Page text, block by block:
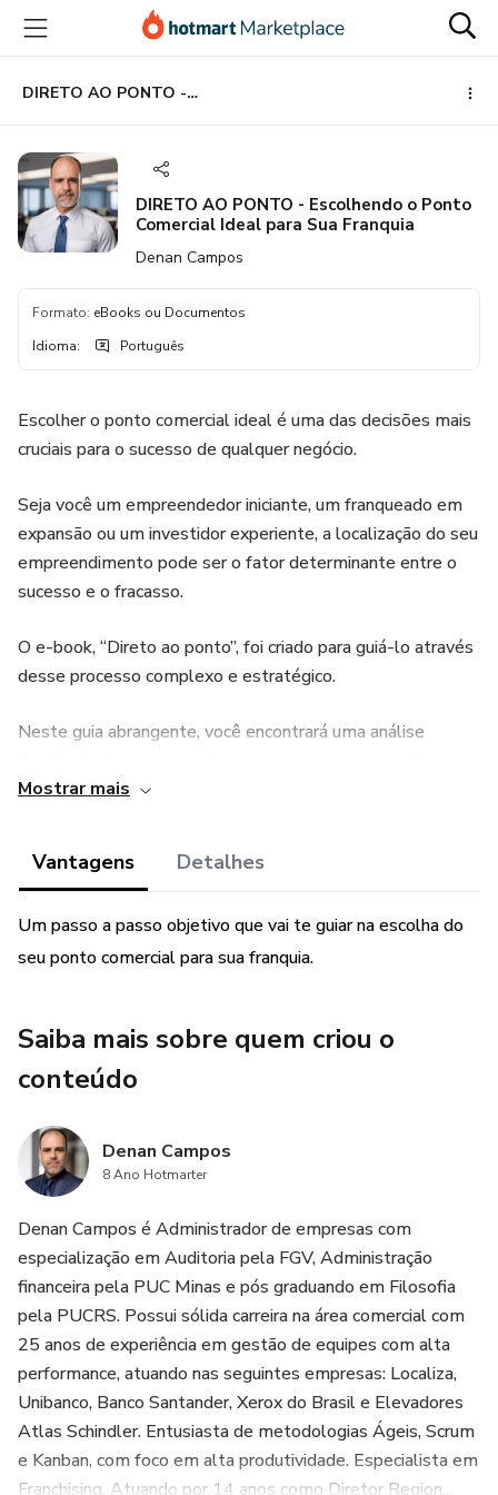
para
conteúdo
principal
para
pagamento
para
rodapé
DIRETO AO PONTO - Escolhendo o Ponto Comercial Ideal para Sua Franquia
DIRETO AO PONTO - Escolhendo o Ponto
Comercial Ideal para Sua Franquia
Denan Campos
Formato: eBooks ou Documentos
Idioma: Português
Escolher o ponto comercial ideal é uma das decisões mais
cruciais para o sucesso de qualquer negócio.
Seja você um empreendedor iniciante, um franqueado em
expansão ou um investidor experiente, a localização do seu
empreendimento pode ser o fator determinante entre o
sucesso e o fracasso.
O e-book, “Direto ao ponto”, foi criado para guiá-lo através
desse processo complexo e estratégico.
Neste guia abrangente, você encontrará uma análise
ser considerados ao selecionar um ponto comercial. Desde
práticos e acionáveis para ajudá-lo a tomar decisões
Você verá como a concorrência, os custos operacionais e o
e zoneamento, garantindo que seu empreendimento esteja
em conformidade com as leis locais. Além disso,
adequada, segurança da área e sinergia com negócios
vizinhos.
Com o advento da tecnologia, a análise de dados tornou-
se uma ferramenta poderosa na escolha de um ponto
comercial. Este e-book também abordará como utilizar
ferramentas de geolocalização e big data para prever
tendências e maximizar o potencial de sucesso do seu
negócio.
Por fim, destacaremos a importância do alinhamento com a
estratégia da franqueadora, garantindo que sua unidade não
apenas prospere, mas também contribua para o
Mostrar mais
Vantagens Detalhes
Um passo a passo objetivo que vai te guiar na escolha do
seu ponto comercial para sua franquia.
Saiba mais sobre quem criou o
conteúdo
Denan Campos
8 Ano Hotmarter
Denan Campos é Administrador de empresas com
especialização em Auditoria pela FGV, Administração
financeira pela PUC Minas e pós graduando em Filosofia
pela PUCRS. Possui sólida carreira na área comercial com
25 anos de experiência em gestão de equipes com alta
performance, atuando nas seguintes empresas: Localiza,
Unibanco, Banco Santander, Xerox do Brasil e Elevadores
Atlas Schindler. Entusiasta de metodologias Ágeis, Scrum
e Kanban, com foco em alta produtividade. Especialista em
Franchising. Atuando por 14 anos como Diretor Region...